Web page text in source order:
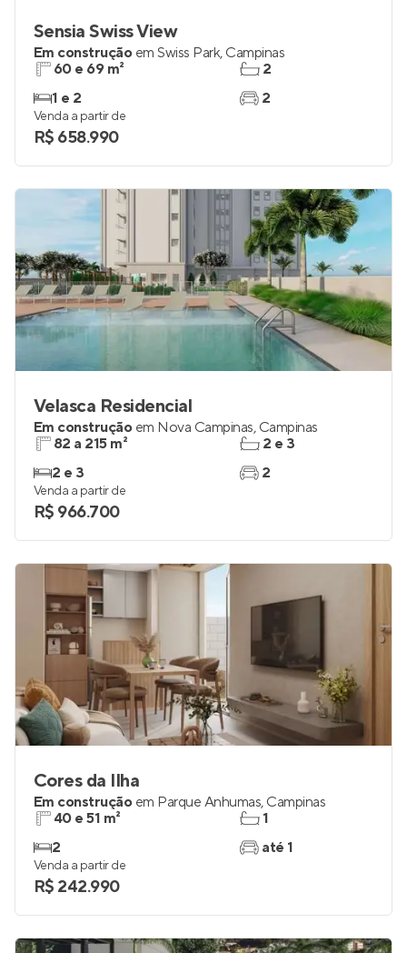
Sensia Swiss View
Em construção em Swiss Park, Campinas
60 e 69 m²
1 e 2
2
2
Venda a partir de
R$ 658.990
Velasca Residencial
Em construção em Nova Campinas, Campinas
82 a 215 m²
2 e 3
2 e 3
2
Venda a partir de
R$ 966.700
Cores da Ilha
Em construção em Parque Anhumas, Campinas
40 e 51 m²
2
1
até 1
Venda a partir de
R$ 242.990